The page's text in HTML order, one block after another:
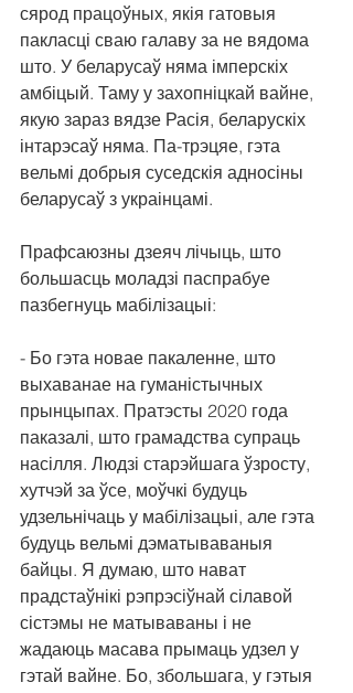
сярод працоўных, якія гатовыя
пакласці сваю галаву за не вядома
што. У беларусаў няма імперскіх
амбіцый. Таму у захопніцкай вайне,
якую зараз вядзе Расія, беларускіх
інтарэсаў няма. Па-трэцяе, гэта
вельмі добрыя суседскія адносіны
беларусаў з украінцамі.
Прафсаюзны дзеяч лічыць, што
большасць моладзі паспрабуе
пазбегнуць мабілізацыі:
- Бо гэта новае пакаленне, што
выхаванае на гуманістычных
прынцыпах. Пратэсты 2020 года
паказалі, што грамадства супраць
насілля. Людзі старэйшага ўзросту,
хутчэй за ўсе, моўчкі будуць
удзельнічаць у мабілізацыі, але гэта
будуць вельмі дэматываваныя
байцы. Я думаю, што нават
прадстаўнікі рэпрэсіўнай сілавой
сістэмы не матываваны і не
жадаюць масава прымаць удзел у
гэтай вайне. Бо, збольшага, у гэтыя